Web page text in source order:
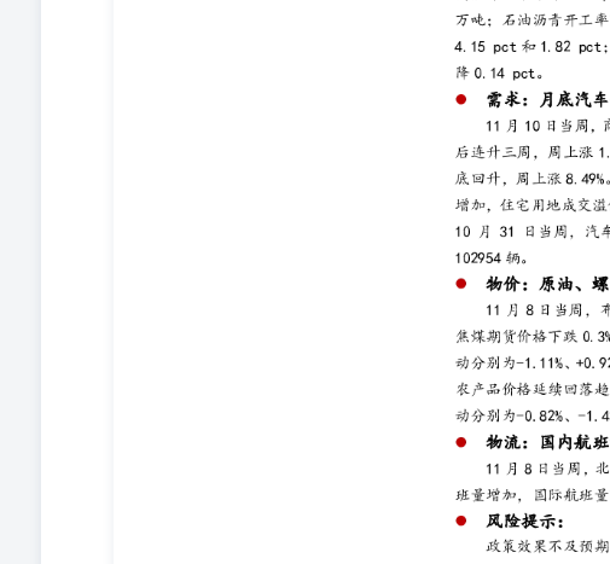
炉、高炉、沥青开工率边际回落 图表2：PX、PTA开工率均下降
降 2需求：月底汽车销售放量，航运指数整体回升 房地产：商品
用地成交溢价率升高。11月10日当周，30大中城市商品房成交
大城市商品房存销比（面积）57.15，较前一周下降13.17；100大
638.81万平方米；100大中城市住宅类用地成交溢价率为2.82，较
当周，全国电影票房总收入48200万元，较前一周下降13900万元
周百城供地面积季节性增长 图表7：11.03当周存销比下降，土地
汽车：10月31日当周厂家日均零售增加59133辆，日均批发增加
辆，较前一周增加59133辆；全国乘用车厂家日均批发销量199020
售量增加约5.9万辆 图表10：10.31当周乘用车日均批发量增加约
CCFI指数企稳回升，周上涨1.51%；BDI指数触底回升，周上涨
2331.58点，较前一周升高28.14点；中国出口集装箱运价指数（
海干散货指数（BDI）录得1495点，较前一周升高117点，周涨幅
BDI指数触底回升 3物价：原油、螺纹钢小幅上涨，焦煤、铜价下
日，布伦特原油期货（连续合约）结算价收于73.87美元/桶，较前
下跌0.3%至1340.5元/吨。11月8日，焦煤期货（活跃合约）结算
为-0.3%。 金属：LME铜、铝、锌期货价格变动分别为-1.11%、
LME铜期货（活跃合约）收盘价为9433美元/吨，较前一周下降
盘价为2627美元/吨，较前一周上涨24美元/吨，周变动幅度为
下降82美元/吨，周变动幅度为-2.67%；国内螺纹钢期货（活跃合
0.32%。 图表13：铜、锌价格均下降，铝价上涨 图表14：原油、
品批发价格200指数下降1.41%，猪肉、鸡蛋、蔬菜、水果价格较